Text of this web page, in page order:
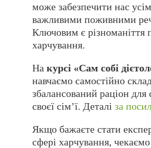
може забезпечити нас
важливими поживними
Ключовим є різноманіття
харчування.
На курсі «Сам собі
навчаємо самостійно
збалансований раціон для
своєї сімʼї. Деталі за
Якщо бажаєте стати
сфері харчування,